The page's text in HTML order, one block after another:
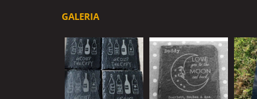
GALERIA